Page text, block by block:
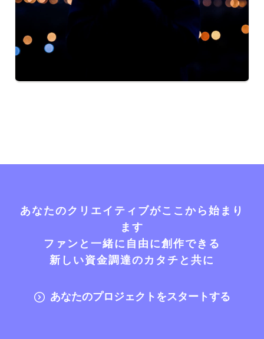
あなたのクリエイティブがここから始まり
ます
ファンと一緒に自由に創作できる
新しい資金調達のカタチと共に
あなたのプロジェクトをスタートする